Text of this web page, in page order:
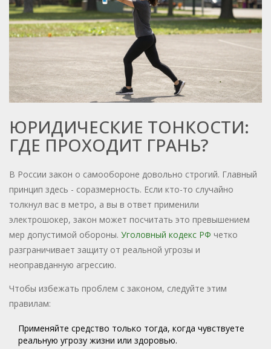
ЮРИДИЧЕСКИЕ ТОНКОСТИ:
ГДЕ ПРОХОДИТ ГРАНЬ?
В России закон о самообороне довольно строгий. Главный
принцип здесь - соразмерность. Если кто-то случайно
толкнул вас в метро, а вы в ответ применили
электрошокер, закон может посчитать это превышением
мер допустимой обороны. Уголовный кодекс РФ четко
разграничивает защиту от реальной угрозы и
неоправданную агрессию.
Чтобы избежать проблем с законом, следуйте этим
правилам:
Применяйте средство только тогда, когда чувствуете
реальную угрозу жизни или здоровью.